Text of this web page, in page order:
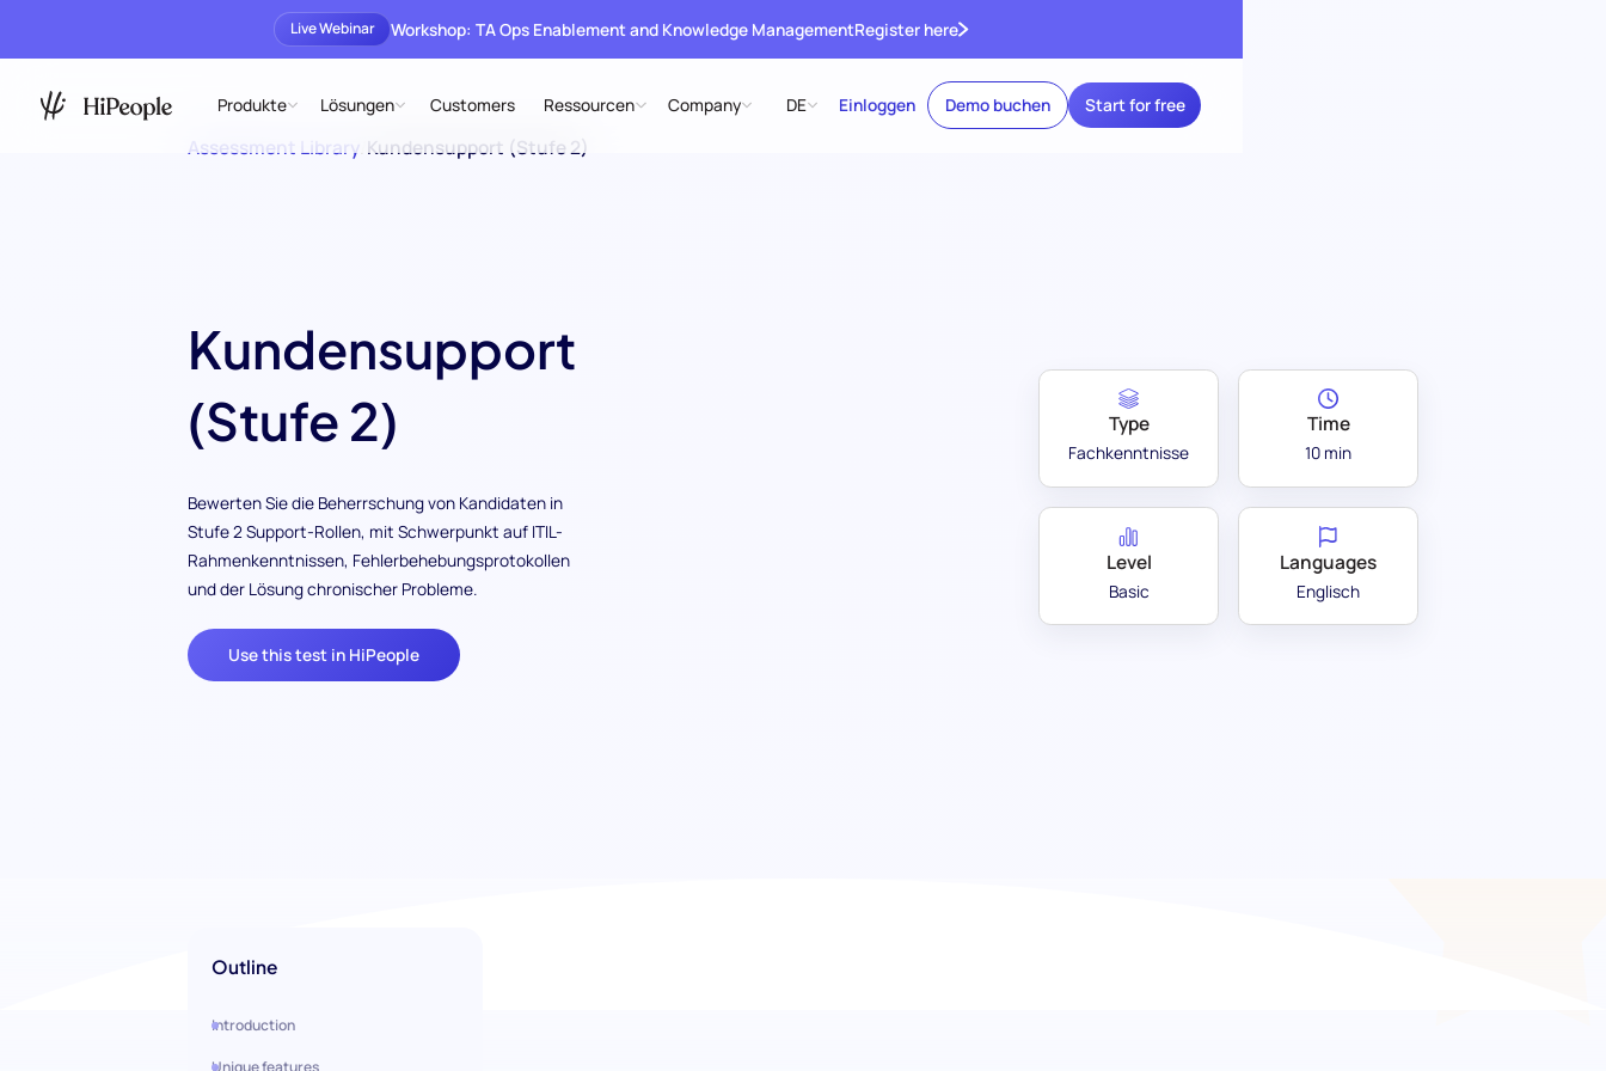
Live Webinar Workshop: TA Ops Enablement and Knowledge ManagementRegister here
Produkte Lösungen Customers Ressourcen Company DE Einloggen Demo buchen Start for free
Assessment Library Kundensupport (Stufe 2)
Kundensupport
(Stufe 2)
Bewerten Sie die Beherrschung von Kandidaten in
Stufe 2 Support-Rollen, mit Schwerpunkt auf ITIL-
Rahmenkenntnissen, Fehlerbehebungsprotokollen
und der Lösung chronischer Probleme.
Use this test in HiPeople
Type
Fachkenntnisse
Time
10 min
Level
Basic
Languages
Englisch
Outline
Introduction